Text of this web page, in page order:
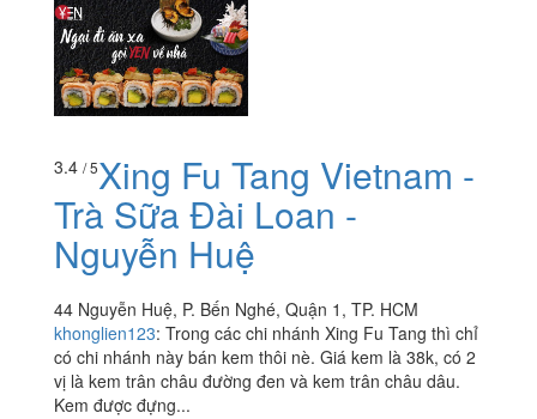
3.4 / 5Xing Fu Tang Vietnam -
Trà Sữa Đài Loan -
Nguyễn Huệ
44 Nguyễn Huệ, P. Bến Nghé, Quận 1, TP. HCM
khonglien123: Trong các chi nhánh Xing Fu Tang thì chỉ
có chi nhánh này bán kem thôi nè. Giá kem là 38k, có 2
vị là kem trân châu đường đen và kem trân châu dâu.
Kem được đựng...